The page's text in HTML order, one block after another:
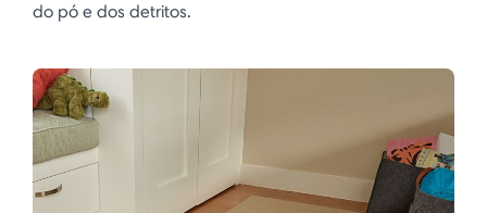
do pó e dos detritos.